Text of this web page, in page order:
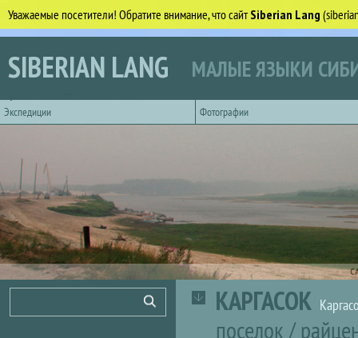
Уважаемые посетители! Обратите внимание, что сайтSiberian Lang
Перейти к основному содержанию
SIBERIAN LANG МАЛЫЕ ЯЗЫКИ
Экспедиции
Фотографии
КАРГАСОК
поселок/
Поиск